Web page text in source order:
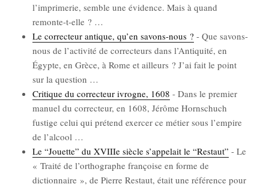
l’im­pri­me­rie, semble une évi­dence. Mais à quand
remonte-t-elle ? …
Le cor­rec­teur antique, qu’en savons-nous ? - Que savons-
nous de l’ac­ti­vi­té de cor­rec­teurs dans l’An­ti­qui­té, en
Égypte, en Grèce, à Rome et ailleurs ? J’ai fait le point
sur la ques­tion …
Cri­tique du cor­rec­teur ivrogne, 1608 - Dans le pre­mier
manuel du cor­rec­teur, en 1608, Jérôme Horn­schuch
fus­tige celui qui pré­tend exer­cer ce métier sous l’empire
de l’al­cool …
Le “Jouette” du XVIIIe siècle s’appelait le “Res­taut” - Le
« Trai­té de l’or­tho­graphe fran­çoise en forme de
dic­tion­naire », de Pierre Res­taut, était une réfé­rence pour